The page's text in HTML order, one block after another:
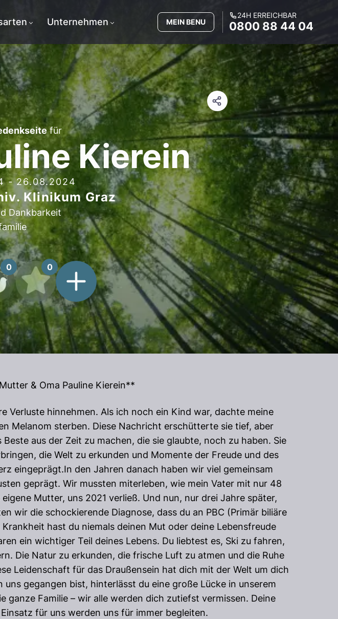
Unternehmen MEIN BENU
24H ERREICHBAR
0800 88 44 04
für
Kierein
-26.08.2024
Klinikum Graz
Dankbarkeit
0 0
& Oma Pauline Kierein**
Verluste hinnehmen. Als ich noch ein Kind war, dachte meine
Melanom sterben. Diese Nachricht erschütterte sie tief, aber
aus der Zeit zu machen, die sie glaubte, noch zu haben. Sie
die Welt zu erkunden und Momente der Freude und des
eingeprägt.In den Jahren danach haben wir viel gemeinsam
geprägt. Wir mussten miterleben, wie mein Vater mit nur 48
Mutter, uns 2021 verließ. Und nun, nur drei Jahre später,
wir die schockierende Diagnose, dass du an PBC (Primär biliäre
hast du niemals deinen Mut oder deine Lebensfreude
ein wichtiger Teil deines Lebens. Du liebtest es, Ski zu fahren,
Die Natur zu erkunden, die frische Luft zu atmen und die Ruhe
Leidenschaft für das Draußensein hat dich mit der Welt um dich
gegangen bist, hinterlässt du eine große Lücke in unserem
ganze Familie – wir alle werden dich zutiefst vermissen. Deine
für uns werden uns für immer begleiten.